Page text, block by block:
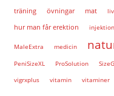
träning övningar mat
hur man får erektion
MaleExtra medicin
PeniSizeXL ProSolution
vigrxplus
vitamin vitaminer